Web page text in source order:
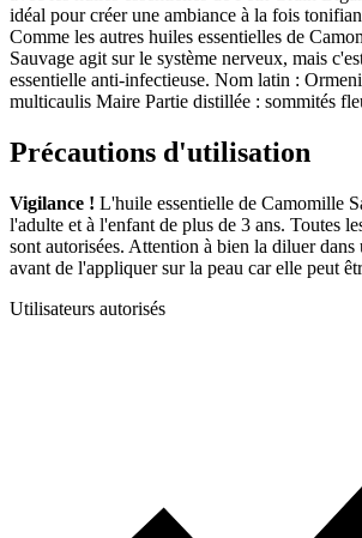
idéal pour créer une ambiance à la fois
Comme les autres huiles essentielles de
Sauvage agit sur le système nerveux, mais
essentielle anti-infectieuse. Nom latin :
multicaulis Maire Partie distillée : sommités
Précautions d'utilisation
Vigilance ! L'huile essentielle de Camomille
l'adulte et à l'enfant de plus de 3 ans. Toutes
sont autorisées. Attention à bien la diluer dans
avant de l'appliquer sur la peau car elle peut
Utilisateurs autorisés